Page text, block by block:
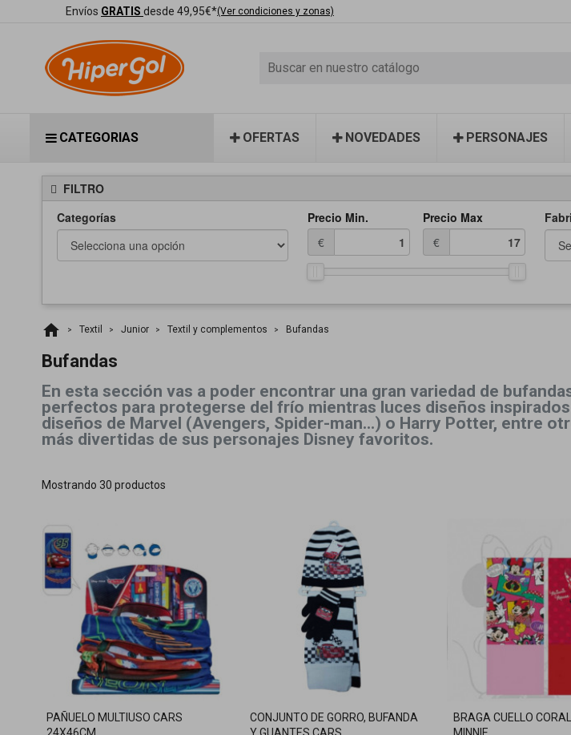
Envíos GRATIS desde 49,95€*(Ver condiciones y zonas)
CATEGORIAS OFERTAS NOVEDADES PERSONAJES
FILTRO
Categorías
Precio Min.
€
Precio Max
€
home Textil Junior Textil y complementos Bufandas
Bufandas
En esta sección vas a poder encontrar una gran variedad de
perfectos para protegerse del frío mientras luces diseños
diseños de Marvel (Avengers, Spider-man...) o Harry Potter, entre
más divertidas de sus personajes Disney favoritos.
Mostrando 30 productos
PAÑUELO MULTIUSO CARS
CONJUNTO DE GORRO, BUFANDA
BRAGA CUELLO